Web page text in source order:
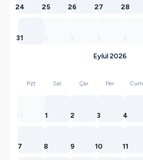
24 25 26 27 28
31
Eylül 2026
Pzt Sal Çar Per Cum
1 2 3 4
7 8 9 10 11